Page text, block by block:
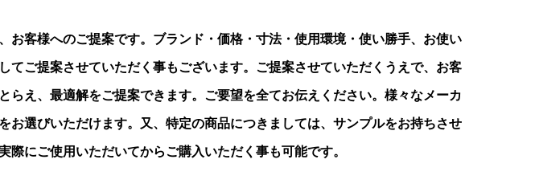
お客様へのご提案です。ブランド・価格・寸法・使用環境・使い勝手、お使い
てご提案させていただく事もございます。ご提案させていただくうえで、お客
らえ、最適解をご提案できます。ご要望を全てお伝えください。様々なメーカ
お選びいただけます。又、特定の商品につきましては、サンプルをお持ちさせ
際にご使用いただいてからご購入いただく事も可能です。